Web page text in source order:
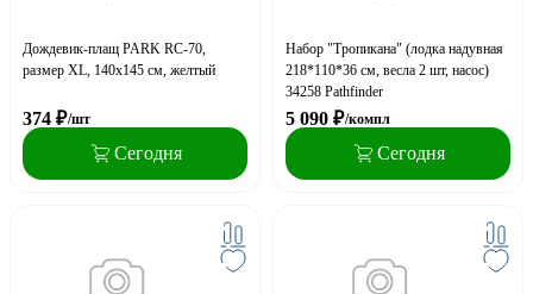
Дождевик-плащ PARK RC-70,
размер ХL, 140x145 см, желтый
374 ₽/шт
Сегодня
Набор "Тропикана" (лодка надувная
218*110*36 см, весла 2 шт, насос)
34258 Pathfinder
5 090 ₽/компл
Сегодня